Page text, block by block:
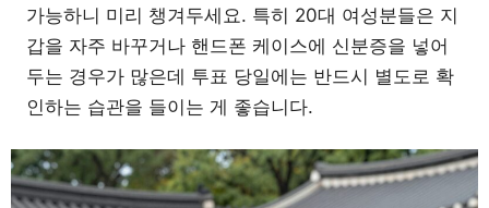
가능하니 미리 챙겨두세요. 특히 20대 여성분들은 지
갑을 자주 바꾸거나 핸드폰 케이스에 신분증을 넣어
두는 경우가 많은데 투표 당일에는 반드시 별도로 확
인하는 습관을 들이는 게 좋습니다.